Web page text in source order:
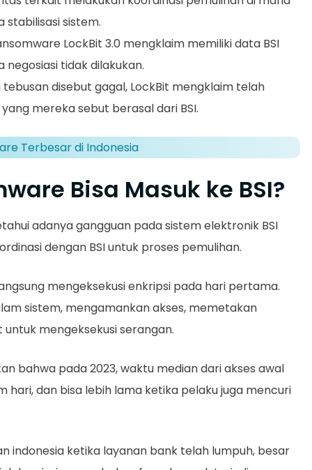
stabilisasi sistem.
LockBit 3.0 mengklaim memiliki data BSI
tidak dilakukan.
tebusan disebut gagal, LockBit mengklaim telah
mereka sebut berasal dari BSI.
Terbesar di Indonesia
Bisa Masuk ke BSI?
adanya gangguan pada sistem elektronik BSI
dengan BSI untuk proses pemulihan.
mengeksekusi enkripsi pada hari pertama.
sistem, mengamankan akses, memetakan
mengeksekusi serangan.
bahwa pada 2023, waktu median dari akses awal
hari, dan bisa lebih lama ketika pelaku juga mencuri
indonesia ketika layanan bank telah lumpuh, besar